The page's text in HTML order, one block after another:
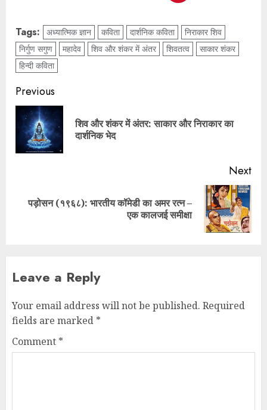
Tags: अध्यात्मिक ज्ञान कविता दार्शनिक कविता
निराकार शिव
निर्गुण सगुण
महादेव शिव और शंकर में अंतर शिवतत्व
साकार शंकर
हिन्दी कविता
Previous
शिव और शंकर में अंतर: साकार और निराकार का
दार्शनिक भेद
Next
पड़ोसन (१९६८): भारतीय कॉमेडी का अमर रत्न –
एक कालजई समीक्षा
Leave a Reply
Your email address will not be published. Required
fields are marked *
Comment *